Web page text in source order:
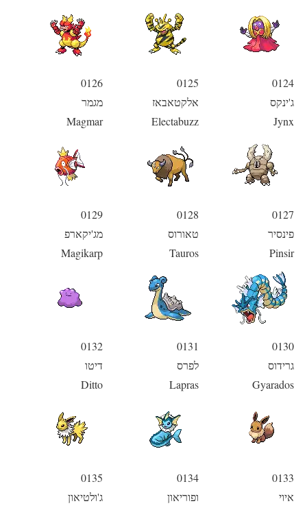
0124
ג'ינקס
Jynx
0125
אלקטאבאז
Electabuzz
0126
מגמר
Magmar
0127
פינסיר
Pinsir
0128
טאורוס
Tauros
0129
מג'יקארפ
Magikarp
0130
גרידוס
Gyarados
0131
לפרס
Lapras
0132
דיטו
Ditto
0133
איוי
0134
ופוריאון
0135
ג'ולטיאון